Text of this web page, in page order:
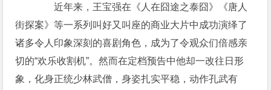
近年来，王宝强在《人在囧途之泰囧》《唐人
街探案》等一系列叫好又叫座的商业大片中成功演绎了
诸多令人印象深刻的喜剧角色，成为了令观众们倍感亲
切的“欢乐收割机”。然而在定档预告中他却一改往日形
象，化身正统少林武僧，身姿扎实平稳，动作孔武有